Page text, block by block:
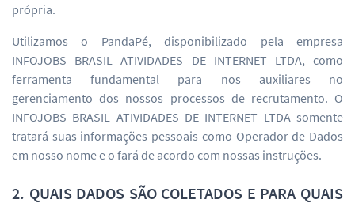
própria.
Utilizamos o PandaPé, disponibilizado pela empresa
INFOJOBS BRASIL ATIVIDADES DE INTERNET LTDA, como
ferramenta fundamental para nos auxiliares no
gerenciamento dos nossos processos de recrutamento. O
INFOJOBS BRASIL ATIVIDADES DE INTERNET LTDA somente
tratará suas informações pessoais como Operador de Dados
em nosso nome e o fará de acordo com nossas instruções.
2. QUAIS DADOS SÃO COLETADOS E PARA QUAIS